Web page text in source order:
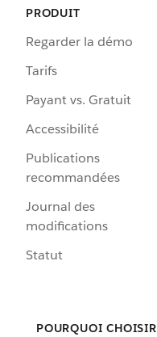
PRODUIT
Regarder la démo
Tarifs
Payant vs. Gratuit
Accessibilité
Publications
recommandées
Journal des
modifications
Statut
POURQUOI CHOISIR